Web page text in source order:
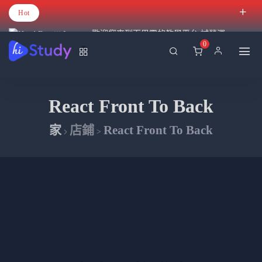
Hot
歡迎您來到百里霧的教學平台 試營運
0
React Front To Back
家 店鋪 > React Front To Back